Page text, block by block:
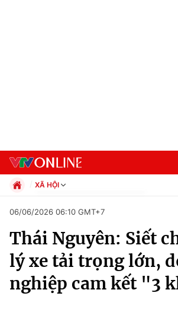
Chuyên mục
Chính trị
XÃ HỘI
Xã hội
Pháp luật
Kinh tế
Thể thao
Truyền hình
Văn hóa - Giải trí
06/06/2026 06:10 GMT+7
Thái Nguyên: Siết
lý xe tải trọng lớn,
nghiệp cam kết "3